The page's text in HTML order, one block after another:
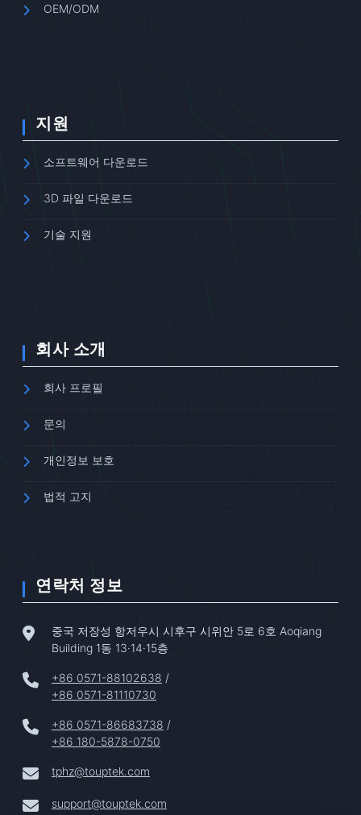
OEM/ODM
지원
소프트웨어 다운로드
3D 파일 다운로드
기술 지원
회사 소개
회사 프로필
문의
개인정보 보호
법적 고지
연락처 정보
중국 저장성 항저우시 시후구 시위안 5로 6호 Aoqiang
Building 1동 13·14·15층
+86 0571-88102638 /
+86 0571-81110730
+86 0571-86683738 /
+86 180-5878-0750
tphz@touptek.com
support@touptek.com